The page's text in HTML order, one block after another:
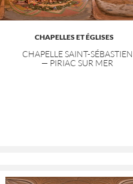
CHAPELLES ET ÉGLISES
CHAPELLE SAINT-SÉBASTIEN
— PIRIAC SUR MER